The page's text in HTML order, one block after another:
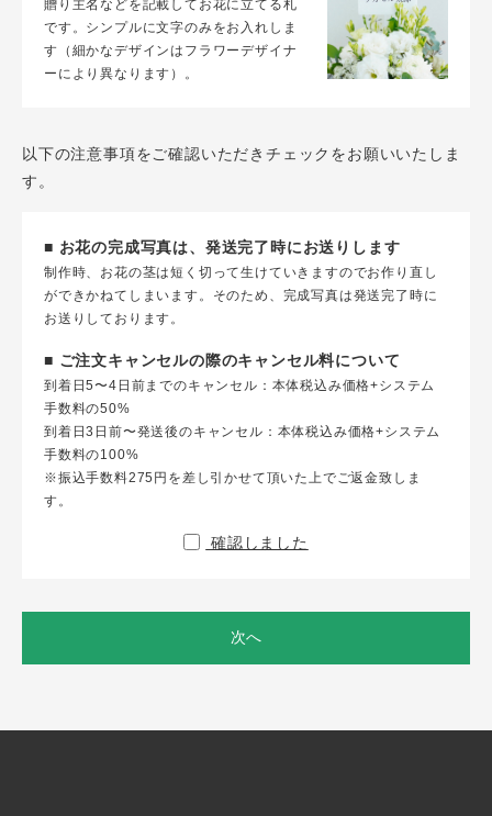
贈り主名などを記載してお花に立てる札
です。シンプルに文字のみをお入れしま
す（細かなデザインはフラワーデザイナ
ーにより異なります）。
以下の注意事項をご確認いただきチェックをお願いいたしま
す。
■ お花の完成写真は、発送完了時にお送りします
制作時、お花の茎は短く切って生けていきますのでお作り直し
ができかねてしまいます。そのため、完成写真は発送完了時に
お送りしております。
■ ご注文キャンセルの際のキャンセル料について
到着日5〜4日前までのキャンセル：本体税込み価格+システム
手数料の50%
到着日3日前〜発送後のキャンセル：本体税込み価格+システム
手数料の100%
※振込手数料275円を差し引かせて頂いた上でご返金致しま
す。
確認しました
次へ